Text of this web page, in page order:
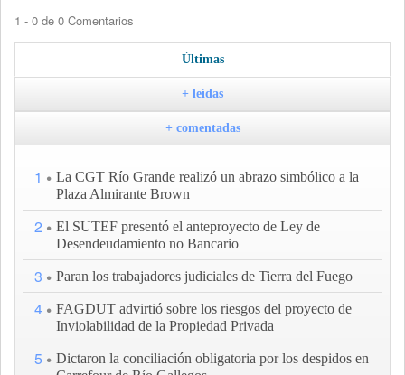
1 - 0 de 0 Comentarios
Últimas
+ leídas
+ comentadas
1
La CGT Río Grande realizó un abrazo simbólico a la
Plaza Almirante Brown
2
El SUTEF presentó el anteproyecto de Ley de
Desendeudamiento no Bancario
3 Paran los trabajadores judiciales de Tierra del Fuego
4
FAGDUT advirtió sobre los riesgos del proyecto de
Inviolabilidad de la Propiedad Privada
5
Dictaron la conciliación obligatoria por los despidos en